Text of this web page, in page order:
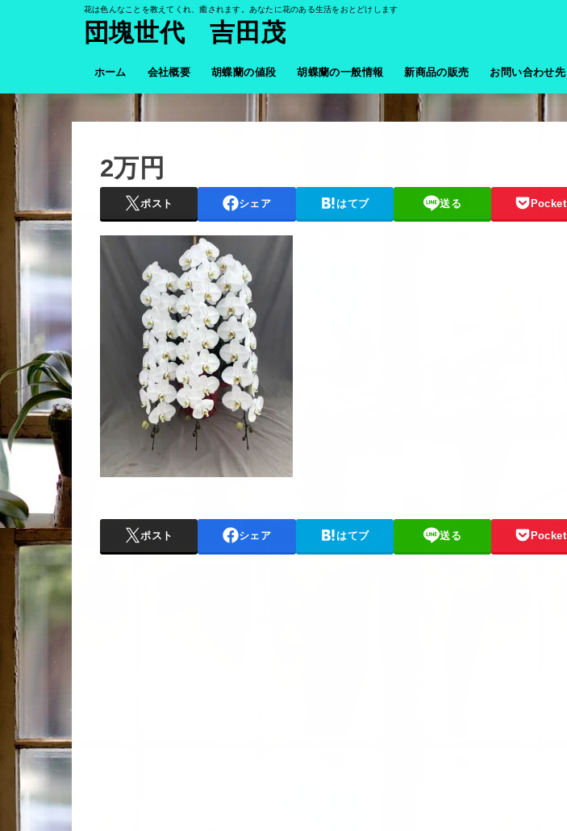
花は色んなことを教えてくれ、癒されます。あなたに花のある生活をおとどけします
団塊世代 吉田茂
ホーム 会社概要 胡蝶蘭の値段 胡蝶蘭の一般情報 新商品の販売 お問い合わせ先
2万円
ポスト シェア はてブ 送る Pocket
ポスト シェア はてブ 送る Pocket